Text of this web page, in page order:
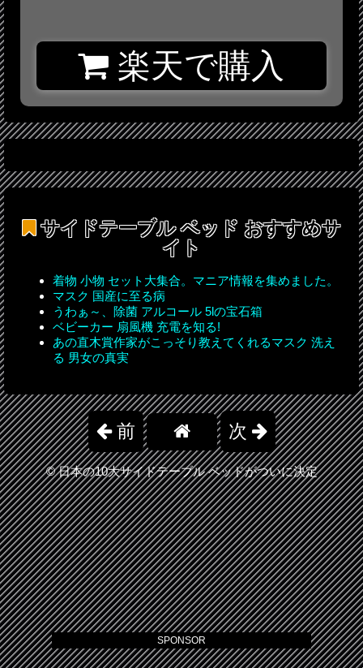
楽天で購入
サイドテーブル ベッド おすすめサ
イト
着物 小物 セット大集合。マニア情報を集めました。
マスク 国産に至る病
うわぁ～、除菌 アルコール 5lの宝石箱
ベビーカー 扇風機 充電を知る!
あの直木賞作家がこっそり教えてくれるマスク 洗え
る 男女の真実
前 次
©日本の10大サイドテーブル ベッドがついに決定
SPONSOR